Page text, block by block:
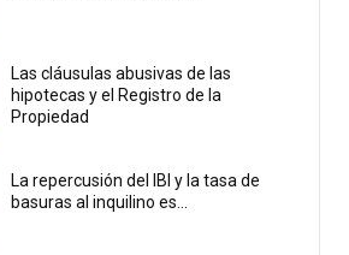
Las cláusulas abusivas de las
hipotecas y el Registro de la
Propiedad
La repercusión del IBI y la tasa de
basuras al inquilino es...